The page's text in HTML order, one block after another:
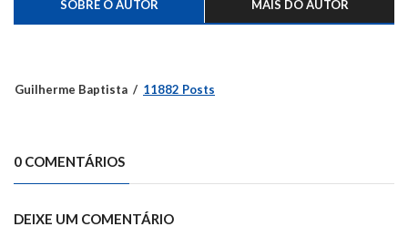
SOBRE O AUTOR MAIS DO AUTOR
Guilherme Baptista 11882 Posts
0 COMENTÁRIOS
DEIXE UM COMENTÁRIO